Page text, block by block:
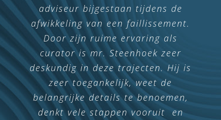
adviseur bijgestaan tijdens de
afwikkeling van een faillissement.
Door zijn ruime ervaring als
curator is mr. Steenhoek zeer
deskundig in deze trajecten. Hij is
zeer toegankelijk, weet de
belangrijke details te benoemen,
denkt vele stappen vooruit en
nette manier afgehandeld. De
samenwerking was perfect!
Met alle dank aan de heer
Steenhoek.
Ton Hameeteman